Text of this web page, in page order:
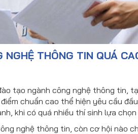
THÔNG TIN QUÁ
tạo ngành công nghệ thông tin,
chuẩn cao thể hiện yêu cầu
khi có quá nhiều thí sinh lựa
nghệ thông tin, còn cơ hội nào